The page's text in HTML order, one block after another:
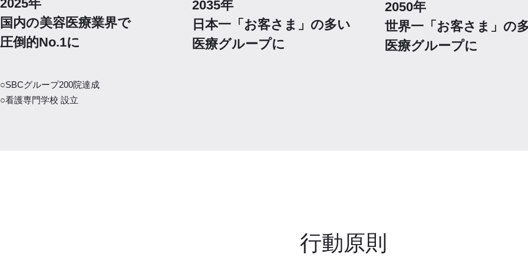
2025年
国内の美容医療業界で
圧倒的No.1に
○SBCグループ200院達成
○看護専門学校 設立
2035年
日本一「お客さま」の多い
医療グループに
2050年
世界一「お客さま」の
医療グループに
行動原則